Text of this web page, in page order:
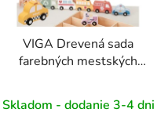
VIGA Drevená sada
farebných mestských
Skladom - dodanie 3-4 dni